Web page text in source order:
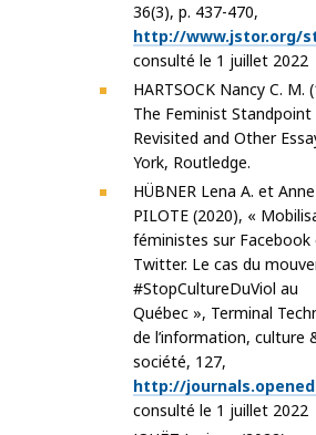
36(3), p. 437-470,
http://www.jstor.org/
consulté le 1 juillet 2022
HARTSOCK Nancy C. M.
The Feminist Standpoint
Revisited and Other
York, Routledge.
HÜBNER Lena A. et
PILOTE (2020), «
féministes sur Facebook
Twitter. Le cas du
#StopCultureDuViol au
Québec », Terminal
de l’information, culture
société, 127,
http://
consulté le 1 juillet 2022